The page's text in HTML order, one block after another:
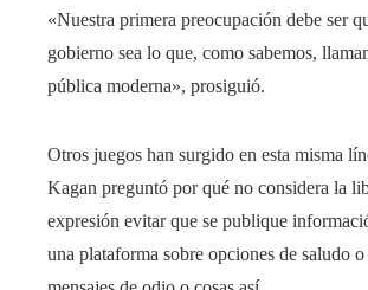
«Nuestra primera preocupación debe ser
gobierno sea lo que, como sabemos,
pública moderna», prosiguió.
Otros juegos han surgido en esta misma
Kagan preguntó por qué no considera la
expresión evitar que se publique
una plataforma sobre opciones de saludo